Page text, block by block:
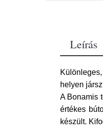
Leírás
Különleges,
helyen
A Bonamis
értékes
készült.